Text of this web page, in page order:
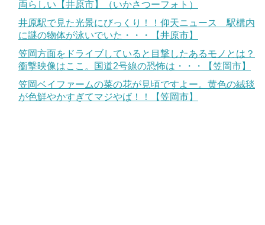
両らしい【井原市】（いかさつーフォト）
井原駅で見た光景にびっくり！！仰天ニュース 駅構内
に謎の物体が泳いでいた・・・【井原市】
笠岡方面をドライブしていると目撃したあるモノとは？
衝撃映像はここ。国道2号線の恐怖は・・・【笠岡市】
笠岡ベイファームの菜の花が見頃ですよー。黄色の絨毯
が色鮮やかすぎてマジやば！！【笠岡市】